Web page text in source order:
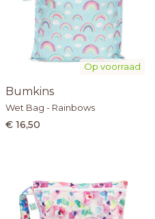
Op voorraad
Bumkins
Wet Bag - Rainbows
€ 16,50